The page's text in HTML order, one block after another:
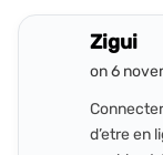
Zigui
on 6
d’etre en